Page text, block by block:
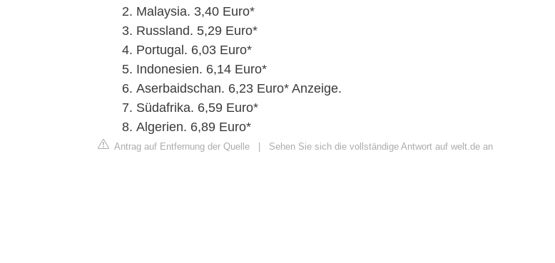
Malaysia. 3,40 Euro*
Russland. 5,29 Euro*
Portugal. 6,03 Euro*
Indonesien. 6,14 Euro*
Aserbaidschan. 6,23 Euro* Anzeige.
Südafrika. 6,59 Euro*
Algerien. 6,89 Euro*
Antrag auf Entfernung der Quelle Sehen Sie sich die vollständige Antwort auf welt.de an